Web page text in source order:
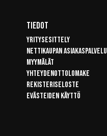
Tiedot
Yritysesittely
Nettikaupan asiakaspalvelu
Myymälät
Yhteydenottolomake
Rekisteriseloste
Evästeiden käyttö